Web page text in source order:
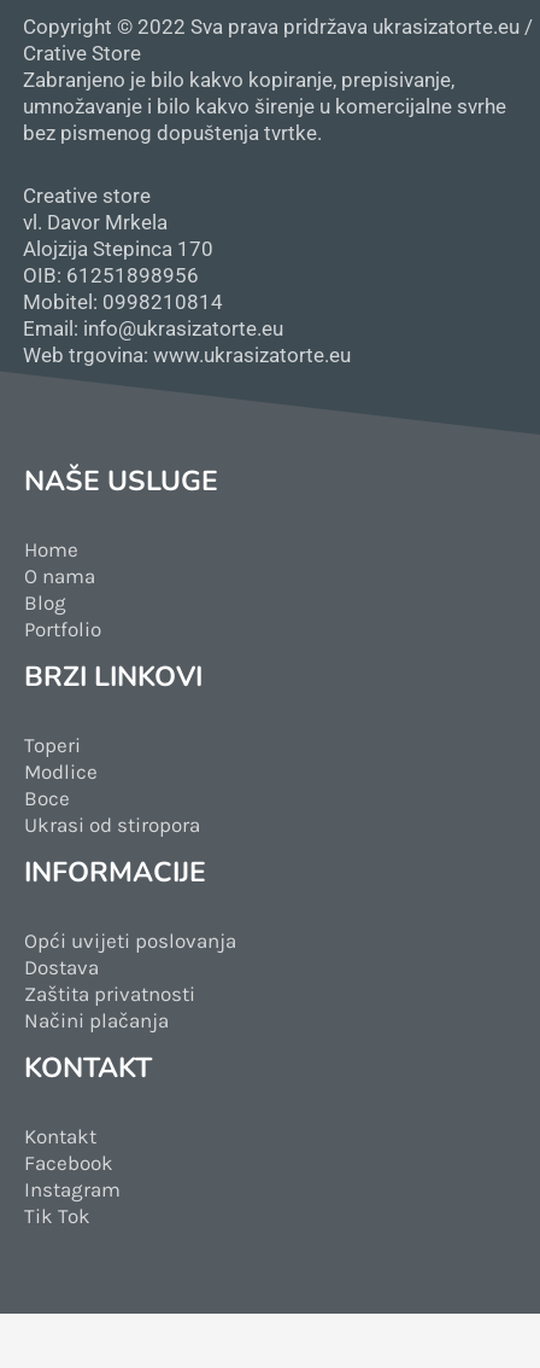
Copyright © 2022 Sva prava pridržava ukrasizatorte.eu /
Crative Store
Zabranjeno je bilo kakvo kopiranje, prepisivanje,
umnožavanje i bilo kakvo širenje u komercijalne svrhe
bez pismenog dopuštenja tvrtke.
Creative store
vl. Davor Mrkela
Alojzija Stepinca 170
OIB: 61251898956
Mobitel: 0998210814
Email: info@ukrasizatorte.eu
Web trgovina: www.ukrasizatorte.eu
NAŠE USLUGE
Home
O nama
Blog
Portfolio
BRZI LINKOVI
Toperi
Modlice
Boce
Ukrasi od stiropora
INFORMACIJE
Opći uvijeti poslovanja
Dostava
Zaštita privatnosti
Načini plačanja
KONTAKT
Kontakt
Facebook
Instagram
Tik Tok